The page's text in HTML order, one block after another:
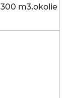
m3,okolie